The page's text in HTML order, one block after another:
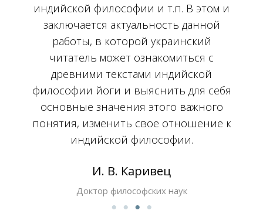
индийской философии и т.п. В этом и
заключается актуальность данной
работы, в которой украинский
читатель может ознакомиться с
древними текстами индийской
философии йоги и выяснить для себя
основные значения этого важного
понятия, изменить свое отношение к
индийской философии.
И. В. Каривец
Доктор философских наук